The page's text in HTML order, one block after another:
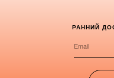
РАННИЙ